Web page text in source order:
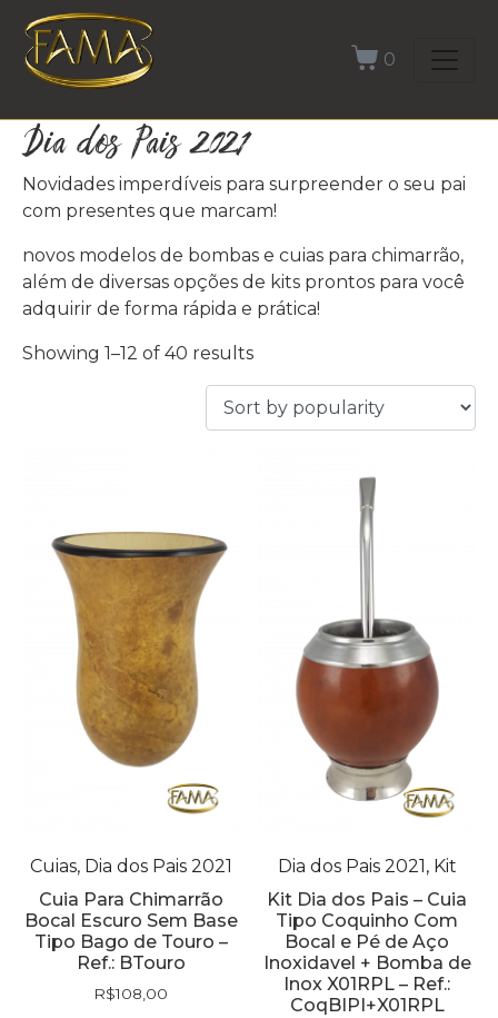
0
Dia dos Pais 2021
Novidades imperdíveis para surpreender o seu pai
com presentes que marcam!
novos modelos de bombas e cuias para chimarrão,
além de diversas opções de kits prontos para você
adquirir de forma rápida e prática!
Showing 1–12 of 40 results
Cuias, Dia dos Pais 2021
Cuia Para Chimarrão
Bocal Escuro Sem Base
Tipo Bago de Touro –
Ref.: BTouro
R$108,00
Dia dos Pais 2021, Kit
Kit Dia dos Pais – Cuia
Tipo Coquinho Com
Bocal e Pé de Aço
Inoxidavel + Bomba de
Inox X01RPL – Ref.:
CoqBIPI+X01RPL